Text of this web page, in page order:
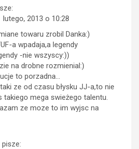
2013 o 10:28
towaru zrobil Danka:)
a wpadaja,a legendy
-nie wszyscy:))
na drobne rozmienial:)
to porzadna…
ze od czasu błysku JJ-a,to nie
takiego mega swieżego talentu.
ze moze to im wyjsc na
pisze: